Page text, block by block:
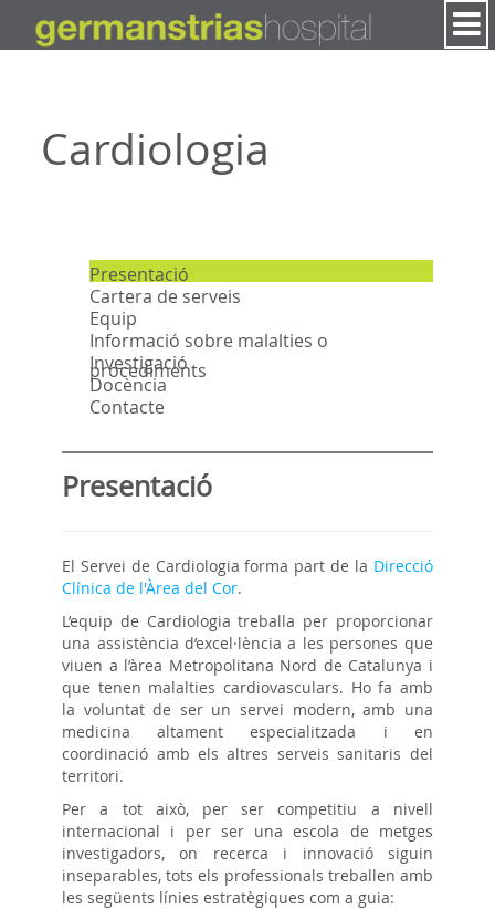
Cardiologia
Presentació
Cartera de serveis
Equip
Informació sobre malalties o
procediments
Investigació
Docència
Contacte
Presentació
El Servei de Cardiologia forma part de la Direcció
Clínica de l'Àrea del Cor.
L’equip de Cardiologia treballa per proporcionar
una assistència d’excel·lència a les persones que
viuen a l’àrea Metropolitana Nord de Catalunya i
que tenen malalties cardiovasculars. Ho fa amb
la voluntat de ser un servei modern, amb una
medicina altament especialitzada i en
coordinació amb els altres serveis sanitaris del
territori.
Per a tot això, per ser competitiu a nivell
internacional i per ser una escola de metges
investigadors, on recerca i innovació siguin
inseparables, tots els professionals treballen amb
les següents línies estratègiques com a guia: